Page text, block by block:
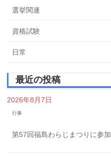
選挙関連
資格試験
日常
最近の投稿
2026年8月7日
行事
第57回福島わらじまつりに参加